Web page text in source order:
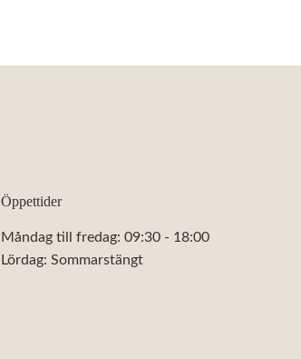
Öppettider
Måndag till fredag: 09:30 - 18:00
Lördag: Sommarstängt